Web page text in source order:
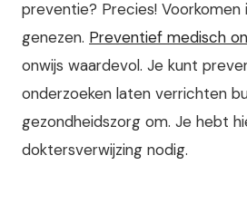
preventie? Precies!
genezen. Preventief medisch
onwijs waardevol. Je kunt
onderzoeken laten verrichten
gezondheidszorg om. Je hebt
doktersverwijzing nodig.